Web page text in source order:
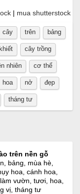
| mua shutterstock
cây trên bảng
cây trồng
nhiên cơ thể
hoa nở đẹp
tháng tư
trên nền gỗ
bảng, mùa hè,
hoa, cánh hoa,
vườn, tươi, hoa,
vị, tháng tư